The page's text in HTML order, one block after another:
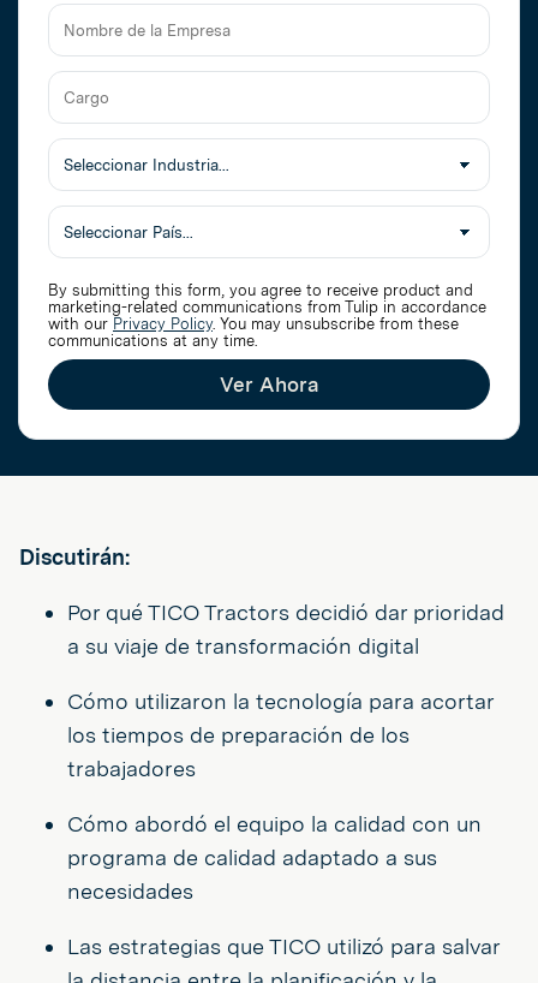
Correo
Electrónico
de
Trabajo
Nombre
de
la
Empresa
Cargo
Seleccionar
Industria
By submitting this form, you agree to receive product and
marketing-related communications from Tulip in accordance
with our Privacy Policy. You may unsubscribe from these
communications at any time.
Ver Ahora
Discutirán:
Por qué TICO Tractors decidió dar prioridad
a su viaje de transformación digital
Cómo utilizaron la tecnología para acortar
los tiempos de preparación de los
trabajadores
Cómo abordó el equipo la calidad con un
programa de calidad adaptado a sus
necesidades
Las estrategias que TICO utilizó para salvar